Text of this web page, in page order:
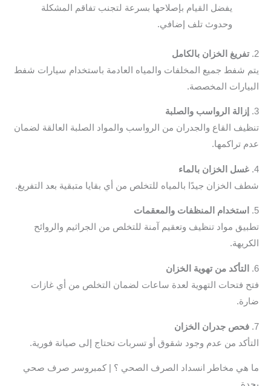
يفضل القيام بإصلاحها بسرعة لتجنب تفاقم المشكلة
وحدوث تلف إضافي.
الخزان بالكامل
شفط جميع المخلفات والمياه العادمة باستخدام سيارات شفط
المخصصة.
الرواسب والصلبة
القاع والجدران من الرواسب والمواد الصلبة العالقة لضمان
تراكمها.
الخزان بالماء
الخزان جيدًا بالمياه للتخلص من أي بقايا متبقية بعد التفريغ.
المنظفات والمعقمات
مواد تنظيف وتعقيم آمنة للتخلص من الجراثيم والروائح
من تهوية الخزان
فتحات التهوية لعدة ساعات لضمان التخلص من أي غازات
جدران الخزان
من عدم وجود شقوق أو تسربات تحتاج إلى صيانة فورية.
هي مخاطر انسداد الصرف الصحي ؟ | كمبروسر صرف صحي